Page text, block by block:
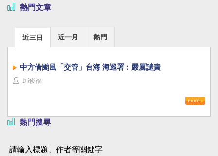
熱門文章
近三日 近一月 熱門
中方借颱風「交管」台海 海巡署：嚴厲譴責
邱俊福
熱門搜尋
請輸入標題、作者等關鍵字